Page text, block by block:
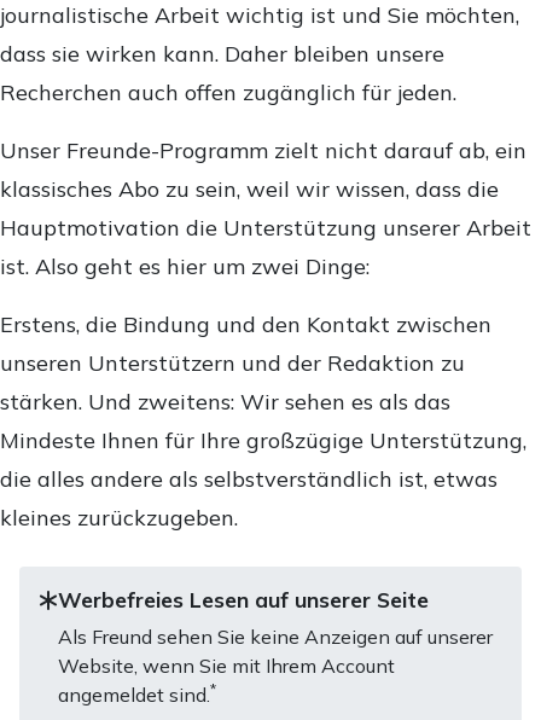
journalistische Arbeit wichtig ist und Sie möchten,
dass sie wirken kann. Daher bleiben unsere
Recherchen auch offen zugänglich für jeden.
Unser Freunde-Programm zielt nicht darauf ab, ein
klassisches Abo zu sein, weil wir wissen, dass die
Hauptmotivation die Unterstützung unserer Arbeit
ist. Also geht es hier um zwei Dinge:
Erstens, die Bindung und den Kontakt zwischen
unseren Unterstützern und der Redaktion zu
stärken. Und zweitens: Wir sehen es als das
Mindeste Ihnen für Ihre großzügige Unterstützung,
die alles andere als selbstverständlich ist, etwas
kleines zurückzugeben.
Werbefreies Lesen auf unserer Seite
Als Freund sehen Sie keine Anzeigen auf unserer
Website, wenn Sie mit Ihrem Account
angemeldet sind.*